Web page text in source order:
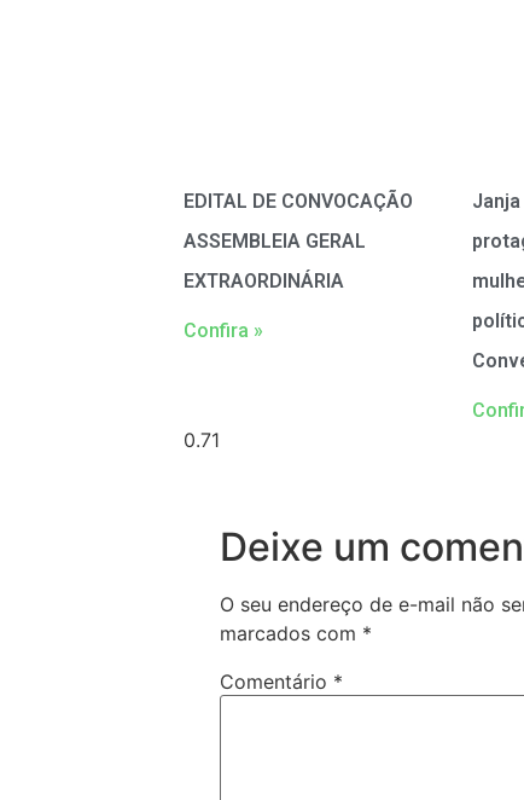
EDITAL DE CONVOCAÇÃO
ASSEMBLEIA GERAL
EXTRAORDINÁRIA
Confira »
Deixe um
O seu endereço de e-mail não
marcados com *
Comentário *